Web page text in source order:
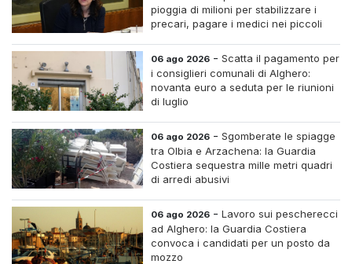
pioggia di milioni per stabilizzare i
precari, pagare i medici nei piccoli
06 ago 2026 -Scatta il pagamento per
i consiglieri comunali di Alghero:
novanta euro a seduta per le riunioni
di luglio
06 ago 2026 -Sgomberate le spiagge
tra Olbia e Arzachena: la Guardia
Costiera sequestra mille metri quadri
di arredi abusivi
06 ago 2026 -Lavoro sui pescherecci
ad Alghero: la Guardia Costiera
convoca i candidati per un posto da
mozzo